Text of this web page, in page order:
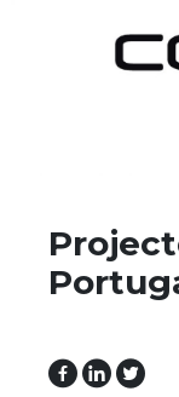
Notícias